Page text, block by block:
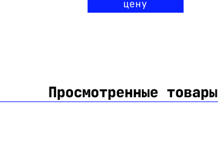
цену
Просмотренные товары